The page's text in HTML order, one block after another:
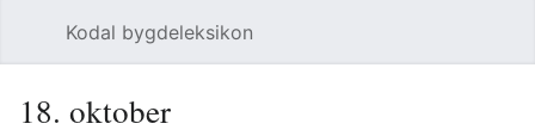
Kodal bygdeleksikon
18. oktober